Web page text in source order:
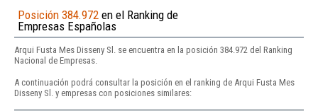
Posición 384.972 en el Ranking de
Empresas Españolas
Arqui Fusta Mes Disseny Sl. se encuentra en la posición 384.972 del Ranking
Nacional de Empresas.
A continuación podrá consultar la posición en el ranking de Arqui Fusta Mes
Disseny Sl. y empresas con posiciones similares: